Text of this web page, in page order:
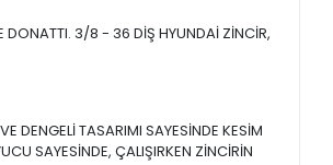
DONATTI. 3/8 - 36 DİŞ HYUNDAİ ZİNCİR,
DENGELİ TASARIMI SAYESİNDE KESİM
SAYESİNDE, ÇALIŞIRKEN ZİNCİRİN